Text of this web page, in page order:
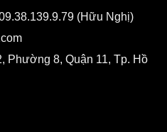
Xs Max quốc tế cũ. Khả năng
tốc độ mở/đóng ứng dụng sẽ
Xs và iPhone Xs Max được
trên thị trường tính đến thời
(Hữu Nghị)
Phường 8, Quận 11, Tp. Hồ